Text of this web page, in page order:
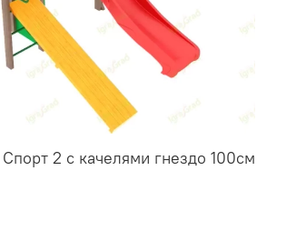
2 с качелями гнездо 100см